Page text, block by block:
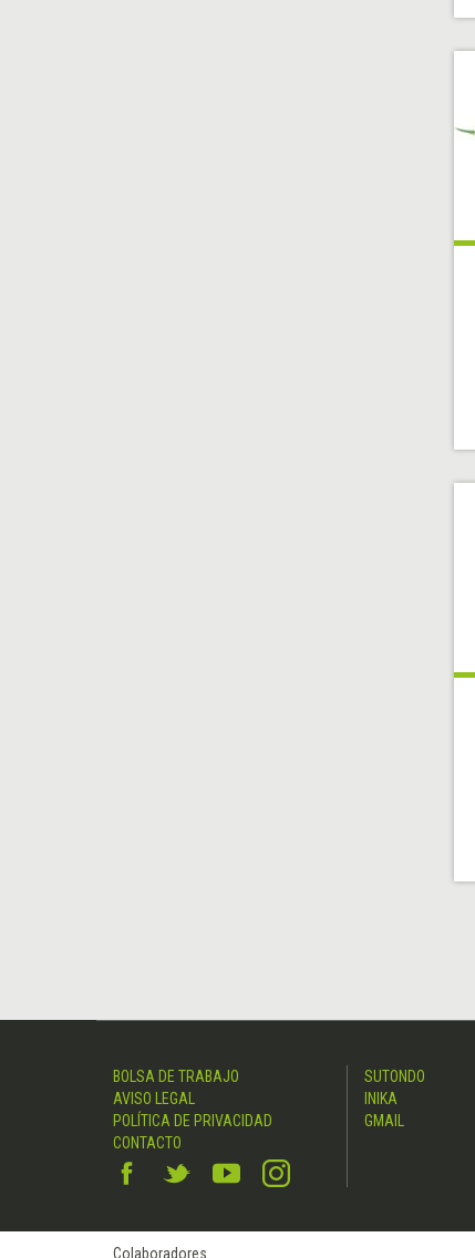
BOLSA DE TRABAJO
AVISO LEGAL
POLÍTICA DE PRIVACIDAD
CONTACTO
SUTONDO
INIKA
GMAIL
Colaboradores